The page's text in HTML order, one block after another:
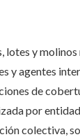
y molinos
y agentes
de
por
colectiva,